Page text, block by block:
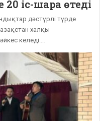
іс-шара өтеді
дәстүрлі түрде
халқы
келеді.…